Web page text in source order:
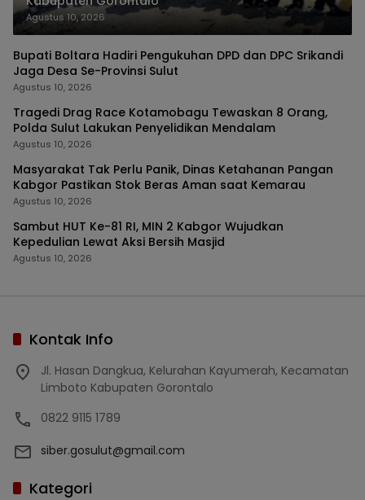
Agustus 10, 2026
Bupati Boltara Hadiri Pengukuhan DPD dan DPC Srikandi
Jaga Desa Se-Provinsi Sulut
Agustus 10, 2026
Tragedi Drag Race Kotamobagu Tewaskan 8 Orang,
Polda Sulut Lakukan Penyelidikan Mendalam
Agustus 10, 2026
Masyarakat Tak Perlu Panik, Dinas Ketahanan Pangan
Kabgor Pastikan Stok Beras Aman saat Kemarau
Agustus 10, 2026
Sambut HUT Ke-81 RI, MIN 2 Kabgor Wujudkan
Kepedulian Lewat Aksi Bersih Masjid
Agustus 10, 2026
Kontak Info
Jl. Hasan Dangkua, Kelurahan Kayumerah, Kecamatan
Limboto Kabupaten Gorontalo
0822 9115 1789
siber.gosulut@gmail.com
Kategori